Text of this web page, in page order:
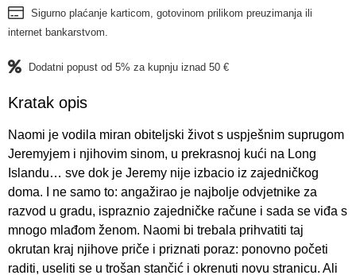
Sigurno plaćanje karticom, gotovinom prilikom preuzimanja ili
internet bankarstvom.
Dodatni popust od 5% za kupnju iznad 50 €
Kratak opis
Naomi je vodila miran obiteljski život s uspješnim suprugom
Jeremyjem i njihovim sinom, u prekrasnoj kući na Long
Islandu… sve dok je Jeremy nije izbacio iz zajedničkog
doma. I ne samo to: angažirao je najbolje odvjetnike za
razvod u gradu, ispraznio zajedničke račune i sada se viđa s
mnogo mlađom ženom. Naomi bi trebala prihvatiti taj
okrutan kraj njihove priče i priznati poraz: ponovno početi
raditi, useliti se u trošan stančić i okrenuti novu stranicu. Ali